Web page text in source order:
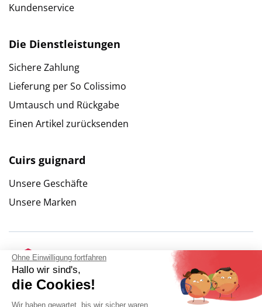
Ohne Einwilligung fortfahren
Hallo wir sind's,
die Cookies!
Wir haben gewartet, bis wir sicher waren,
Kundenservice
Die Dienstleistungen
Sichere Zahlung
Lieferung per So Colissimo
Umtausch und Rückgabe
Einen Artikel zurücksenden
Cuirs guignard
Unsere Geschäfte
Unsere Marken